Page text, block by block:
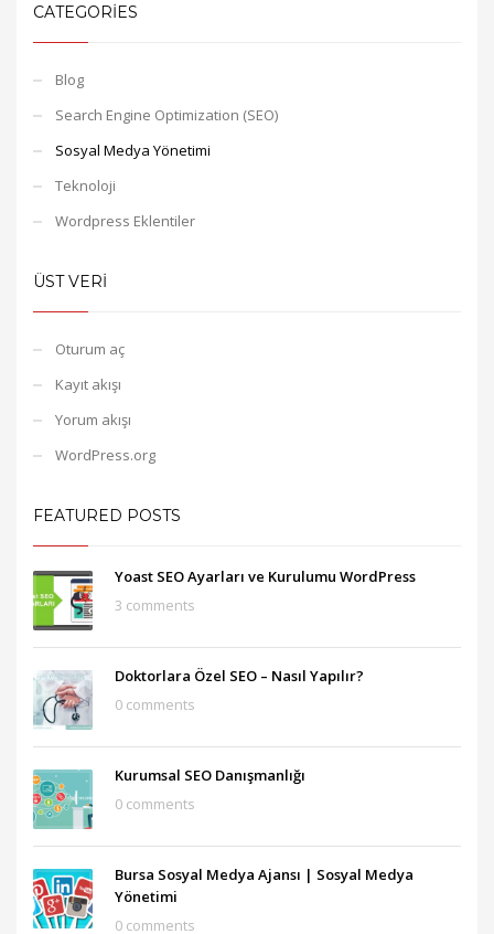
CATEGORIES
Blog
Search Engine Optimization (SEO)
Sosyal Medya Yönetimi
Teknoloji
Wordpress Eklentiler
ÜST VERI
Oturum aç
Kayıt akışı
Yorum akışı
WordPress.org
FEATURED POSTS
Yoast SEO Ayarları ve Kurulumu WordPress
3 comments
Doktorlara Özel SEO – Nasıl Yapılır?
0 comments
Kurumsal SEO Danışmanlığı
0 comments
Bursa Sosyal Medya Ajansı‎ | Sosyal Medya
Yönetimi
0 comments